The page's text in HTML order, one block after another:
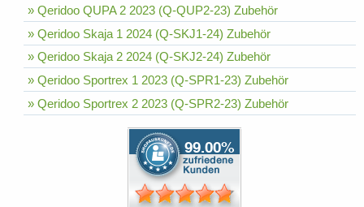
» Qeridoo QUPA 2 2023 (Q-QUP2-23) Zubehör
» Qeridoo Skaja 1 2024 (Q-SKJ1-24) Zubehör
» Qeridoo Skaja 2 2024 (Q-SKJ2-24) Zubehör
» Qeridoo Sportrex 1 2023 (Q-SPR1-23) Zubehör
» Qeridoo Sportrex 2 2023 (Q-SPR2-23) Zubehör